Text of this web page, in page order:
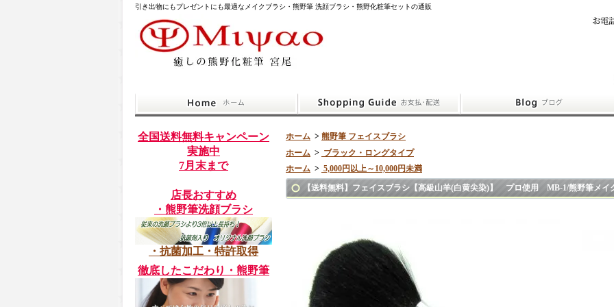
引き出物にもプレゼントにも最適なメイクブラシ・熊野筆 洗顔ブラシ・熊野化粧筆セットの通販
全国送料無料キャンペーン
実施中
7月末まで
店長おすすめ
・熊野筆洗顔ブラシ
・抗菌加工・特許取得
徹底したこだわり・熊野筆
ホーム > 熊野筆 フェイスブラシ
ホーム > ブラック・ロングタイプ
ホーム > 5,000円以上～10,000円未満
【送料無料】フェイスブラシ【高級山羊(白黄尖染)】 プロ使用 MB-1/熊野筆メイ